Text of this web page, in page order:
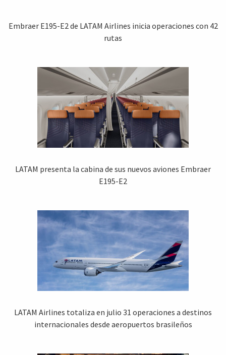
Embraer E195-E2 de LATAM Airlines inicia operaciones con 42
rutas
LATAM presenta la cabina de sus nuevos aviones Embraer
E195-E2
LATAM Airlines totaliza en julio 31 operaciones a destinos
internacionales desde aeropuertos brasileños